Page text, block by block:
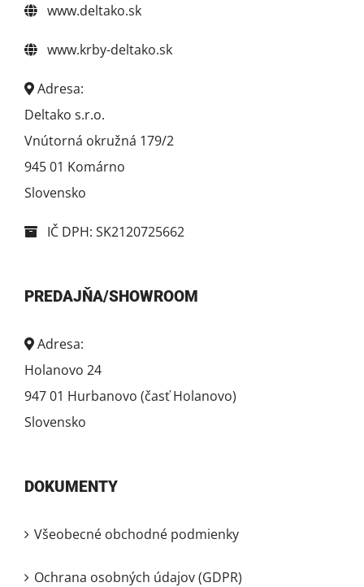
www.deltako.sk
www.krby-deltako.sk
Adresa:
Deltako s.r.o.
Vnútorná okružná 179/2
945 01 Komárno
Slovensko
IČ DPH: SK2120725662
PREDAJŇA/SHOWROOM
Adresa:
Holanovo 24
947 01 Hurbanovo (časť Holanovo)
Slovensko
DOKUMENTY
Všeobecné obchodné podmienky
Ochrana osobných údajov (GDPR)